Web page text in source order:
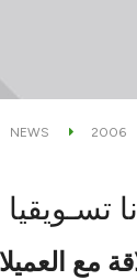
NEWS 2006
مع